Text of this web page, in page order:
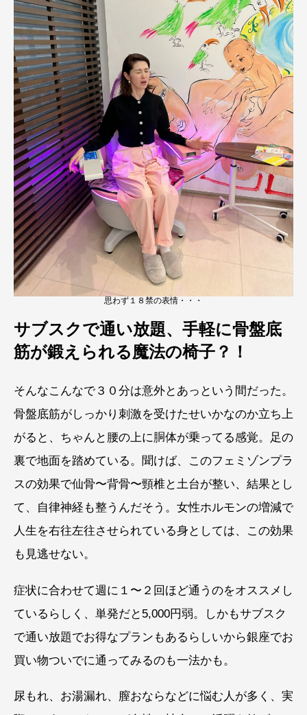
思わず１８禁の表情・・・
サブスクで通い放題、手軽に骨盤底
筋が鍛えられる魔法の椅子？！
そんなこんなで３０分は意外とあっという間だった。
骨盤底筋がしっかり刺激を受けたせいかなのか立ち上
がると、ちゃんと腰の上に胴体が乗ってる感覚。足の
裏で地面を踏めている。聞けば、このフェミゾンプラ
スの効果で仙骨〜背骨〜頸椎と土台が整い、結果とし
て、自律神経も整うんだそう。女性ホルモンの増減で
人生を右往左往させられている身としては、この効果
も見逃せない。
症状に合わせて週に１〜２回ほど通うのをオススメし
ているらしく、単発だと5,000円弱。しかもサブスク
で通い放題でお得なプランもあるらしいから銀座でお
買い物ついでに通ってみるのも一法かも。
尿もれ、お湯漏れ、膣おならなどに悩む人が多く、実